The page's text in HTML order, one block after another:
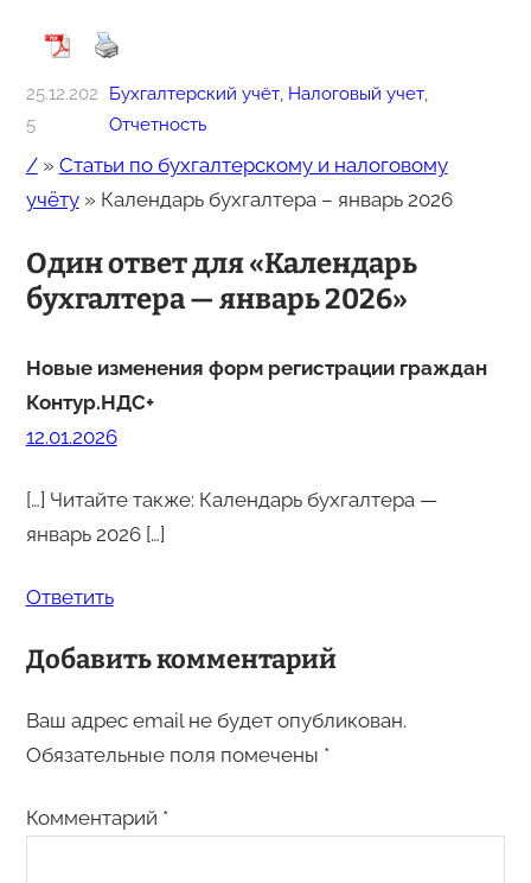
25.12.202
5
Бухгалтерский учёт, Налоговый учет
Отчетность
/» Статьи по бухгалтерскому и налоговому
учёту» Календарь бухгалтера – январь 2026
Один ответ для «Календарь
бухгалтера — январь 2026»
Новые изменения форм регистрации граждан
Контур.НДС+
12.01.2026
[…] Читайте также: Календарь бухгалтера —
январь 2026 […]
Ответить
Добавить комментарий
Ваш адрес email не будет опубликован.
Обязательные поля помечены *
Комментарий *